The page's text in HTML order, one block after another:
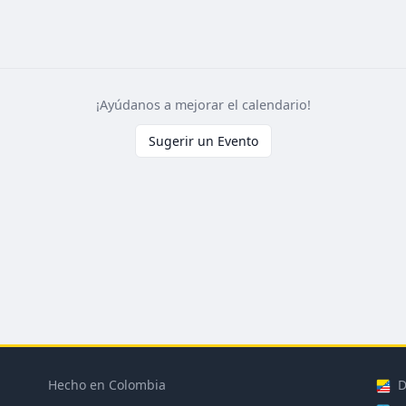
¡Ayúdanos a mejorar el calendario!
Sugerir un Evento
Hecho en Colombia